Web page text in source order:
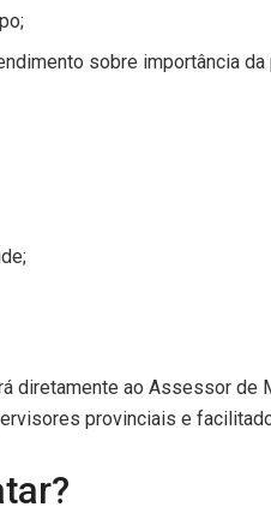
sobre importância
diretamente ao Assessor de
provinciais e